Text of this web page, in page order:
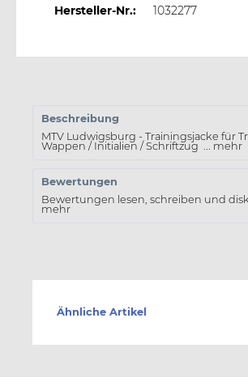
Hersteller-Nr.:
1032277
Beschreibung
MTV Ludwigsburg - Trainingsjacke für
Wappen / Initialien / Schriftzug ... mehr
Bewertungen
Bewertungen lesen, schreiben und
mehr
Ähnliche Artikel